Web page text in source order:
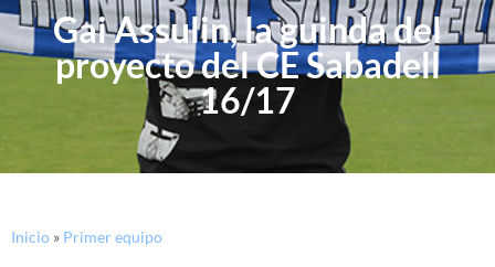
Gai Assulin, la guinda del
proyecto del CE Sabadell
16/17
Inicio » Primer equipo